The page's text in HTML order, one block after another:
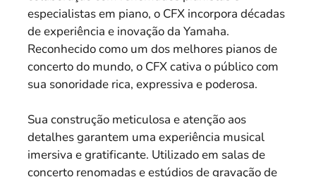
especialistas em piano, o CFX incorpora décadas
de experiência e inovação da Yamaha.
Reconhecido como um dos melhores pianos de
concerto do mundo, o CFX cativa o público com
sua sonoridade rica, expressiva e poderosa.
Sua construção meticulosa e atenção aos
detalhes garantem uma experiência musical
imersiva e gratificante. Utilizado em salas de
concerto renomadas e estúdios de gravação de